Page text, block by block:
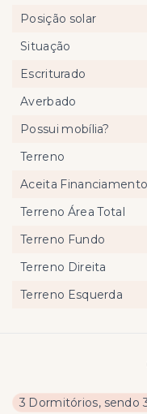
3 Dormitórios, sendo
Posição solar
Situação
Escriturado
Averbado
Possui mobília?
Terreno
Aceita Financiamento
Terreno Área Total
Terreno Fundo
Terreno Direita
Terreno Esquerda